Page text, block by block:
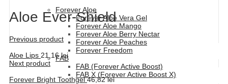
Forever Aloe
Forever Aloe Vera Gel
Forever Aloe Mango
Forever Aloe Berry Nectar
Forever Aloe Peaches
Forever Freedom
FAB
FAB (Forever Active Boost)
FAB X (Forever Active Boost X)
Aloe Ever-Shield
Previous product
Aloe Lips 21,16lei
Next product
Forever Bright Toothgel46,82lei